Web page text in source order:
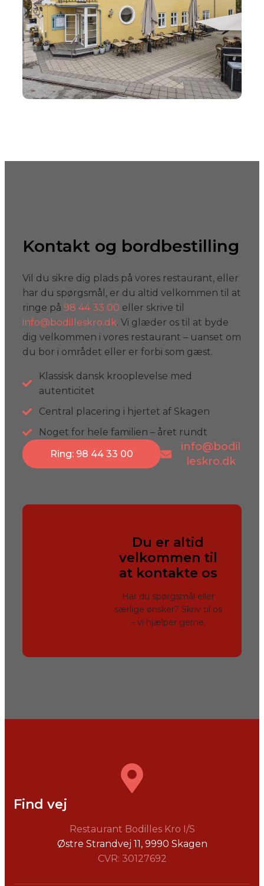
Kontakt og bordbestilling
Vil du sikre dig plads på vores restaurant, eller
har du spørgsmål, er du altid velkommen til at
ringe på 98 44 33 00 eller skrive til
info@bodilleskro.dk. Vi glæder os til at byde
dig velkommen i vores restaurant – uanset om
du bor i området eller er forbi som gæst.
Klassisk dansk krooplevelse med
autenticitet
Central placering i hjertet af Skagen
Noget for hele familien – året rundt
Ring: 98 44 33 00
info@bodil
leskro.dk
Du er altid
velkommen til
at kontakte os
Har du spørgsmål eller
særlige ønsker? Skriv til os
– vi hjælper gerne.
Find vej
Restaurant Bodilles Kro I/S
Østre Strandvej 11, ​9990 Skagen
CVR: 30127692